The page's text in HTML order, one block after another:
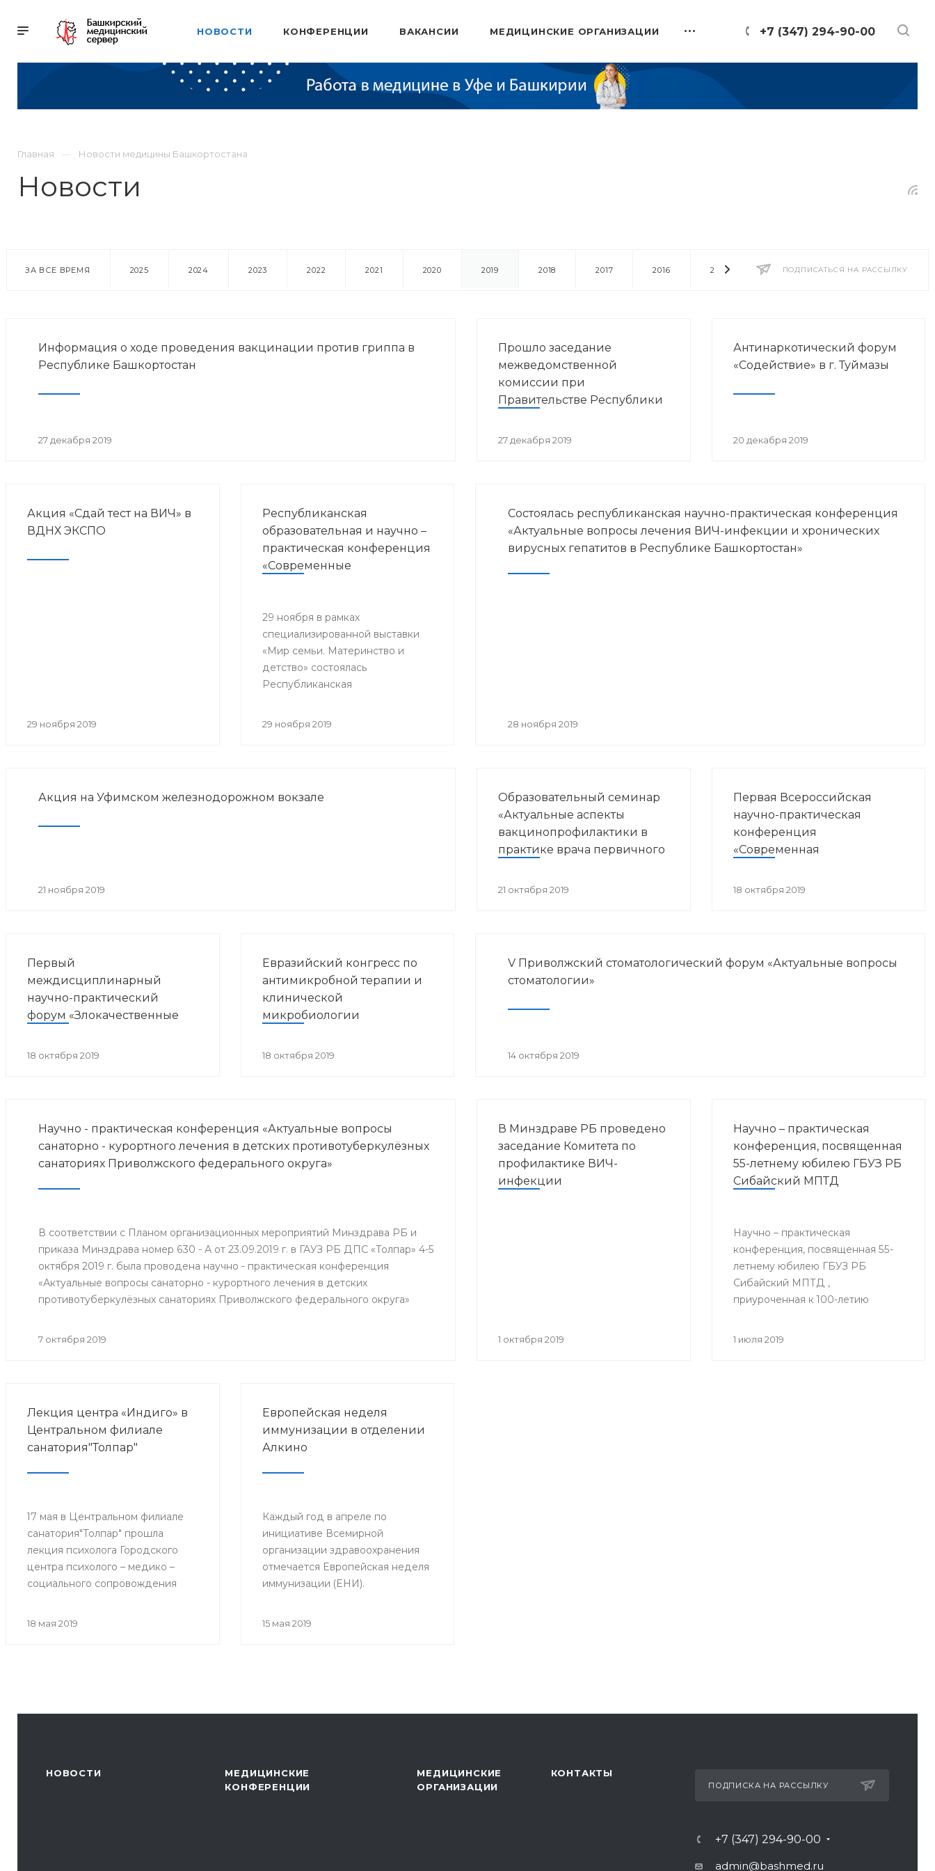
+7 (347) 294-90-00
НОВОСТИ КОНФЕРЕНЦИИ ВАКАНСИИ МЕДИЦИНСКИЕ ОРГАНИЗАЦИИ
Главная Новости медицины Башкортостана
Новости
ПОДПИСАТЬСЯ НА РАССЫЛКУ
ЗА ВСЕ ВРЕМЯ 2025 2024 2023 2022 2021 2020 2019 2018 2017 2016 2014 2013 2012 2011
Информация о ходе проведения вакцинации против гриппа в
Республике Башкортостан
27 декабря 2019
Прошло заседание
межведомственной
комиссии при
Правительстве Республики
предупреждения
27 декабря 2019
Антинаркотический форум
«Содействие» в г. Туймазы
20 декабря 2019
Акция «Сдай тест на ВИЧ» в
ВДНХ ЭКСПО
29 ноября 2019
Республиканская
образовательная и научно –
практическая конференция
«Современные
медицинской
реабилитации»
29 ноября в рамках
специализированной выставки
«Мир семьи. Материнство и
детство» состоялась
Республиканская
практическая конференция
29 ноября 2019
Состоялась республиканская научно-практическая конференция
«Актуальные вопросы лечения ВИЧ-инфекции и хронических
вирусных гепатитов в Республике Башкортостан»
28 ноября 2019
Акция на Уфимском железнодорожном вокзале
21 ноября 2019
Образовательный семинар
«Актуальные аспекты
вакцинопрофилактики в
практике врача первичного
21 октября 2019
Первая Всероссийская
научно-практическая
конференция
«Современная
вызовы, возможности,
18 октября 2019
Первый
междисциплинарный
научно-практический
форум «Злокачественные
18 октября 2019
Евразийский конгресс по
антимикробной терапии и
клинической
микробиологии
18 октября 2019
V Приволжский стоматологический форум «Актуальные вопросы
стоматологии»
14 октября 2019
Научно - практическая конференция «Актуальные вопросы
санаторно - курортного лечения в детских противотуберкулёзных
санаториях Приволжского федерального округа»
В соответствии с Планом организационных мероприятий Минздрава РБ и
приказа Минздрава номер 630 - А от 23.09.2019 г. в ГАУЗ РБ ДПС «Толпар» 4-5
октября 2019 г. была проводена научно - практическая конференция
«Актуальные вопросы санаторно - курортного лечения в детских
противотуберкулёзных санаториях Приволжского федерального округа»
7 октября 2019
В Минздраве РБ проведено
заседание Комитета по
профилактике ВИЧ-
инфекции
1 октября 2019
Научно – практическая
конференция, посвященная
55-летнему юбилею ГБУЗ РБ
Сибайский МПТД
Научно – практическая
конференция, посвященная 55-
летнему юбилею ГБУЗ РБ
Сибайский МПТД ,
приуроченная к 100-летию
1 июля 2019
Лекция центра «Индиго» в
Центральном филиале
санатория"Толпар"
17 мая в Центральном филиале
санатория"Толпар" прошла
лекция психолога Городского
центра психолого – медико –
социального сопровождения
18 мая 2019
Европейская неделя
иммунизации в отделении
Алкино
Каждый год в апреле по
инициативе Всемирной
организации здравоохранения
отмечается Европейская неделя
иммунизации (ЕНИ).
15 мая 2019
НОВОСТИ
МЕДИЦИНСКИЕ
КОНФЕРЕНЦИИ
МЕДИЦИНСКИЕ
ОРГАНИЗАЦИИ
КОНТАКТЫ
ПОДПИСКА НА РАССЫЛКУ
+7 (347) 294-90-00
admin@bashmed.ru